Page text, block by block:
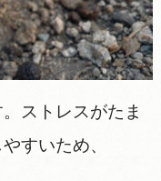
ストレスがたま
すいため、